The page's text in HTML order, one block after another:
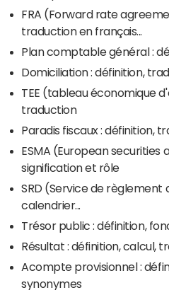
FRA (Forward rate
traduction en français...
Plan comptable général :
Domiciliation : définition,
TEE (tableau économique
traduction
Paradis fiscaux : définition,
ESMA (European
signification et rôle
SRD (Service de règlement
calendrier...
Trésor public : définition,
Résultat : définition, calcul,
Acompte provisionnel :
synonymes